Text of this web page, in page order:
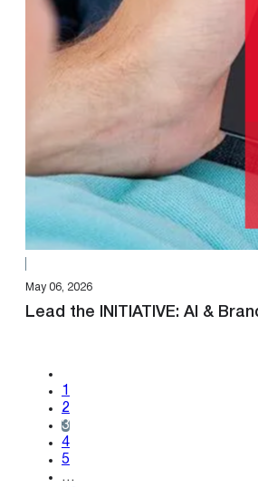
May 06, 2026
Lead the INITIATIVE: AI &
1
2
3
4
5
…